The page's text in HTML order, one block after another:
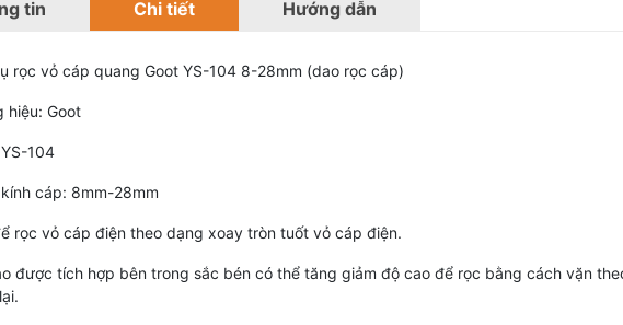
tin Chi tiết Hướng dẫn
rọc vỏ cáp quang Goot YS-104 8-28mm (dao rọc cáp)
hiệu: Goot
104
cáp: 8mm-28mm
rọc vỏ cáp điện theo dạng xoay tròn tuốt vỏ cáp điện.
được tích hợp bên trong sắc bén có thể tăng giảm độ cao để rọc bằng cách vặn